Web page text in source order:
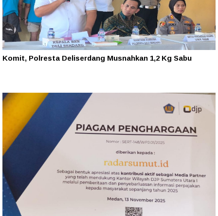
Komit, Polresta Deliserdang Musnahkan 1,2 Kg Sabu